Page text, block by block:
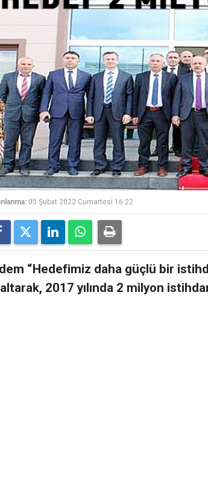
05 Şubat 2022 Cumartesi 16:22
“Hedefimiz daha güçlü bir
2017 yılında 2 milyon